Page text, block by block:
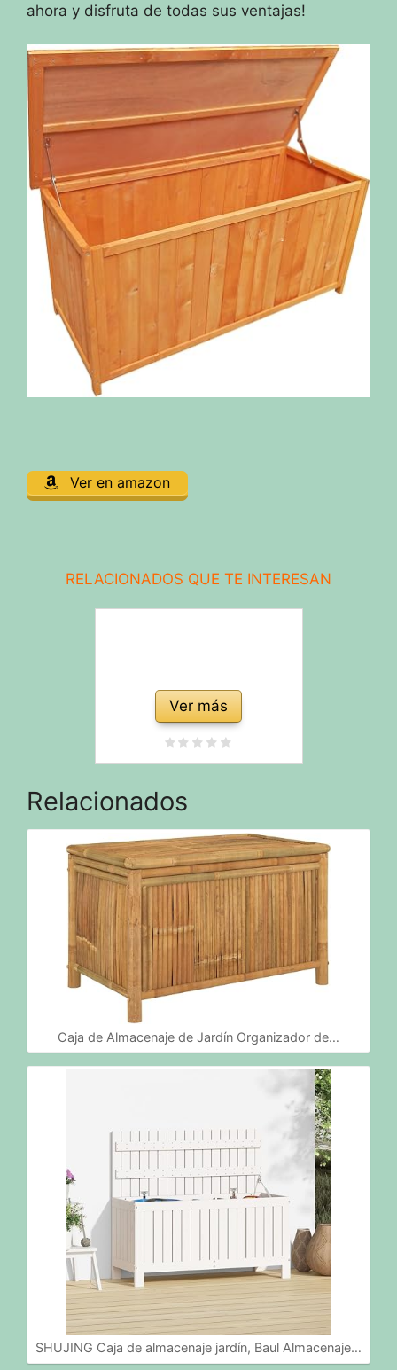
ahora y disfruta de todas sus ventajas!
Ver en amazon
RELACIONADOS QUE TE INTERESAN
Ver más
Relacionados
Caja de Almacenaje de Jardín Organizador de…
SHUJING Caja de almacenaje jardín, Baul Almacenaje…